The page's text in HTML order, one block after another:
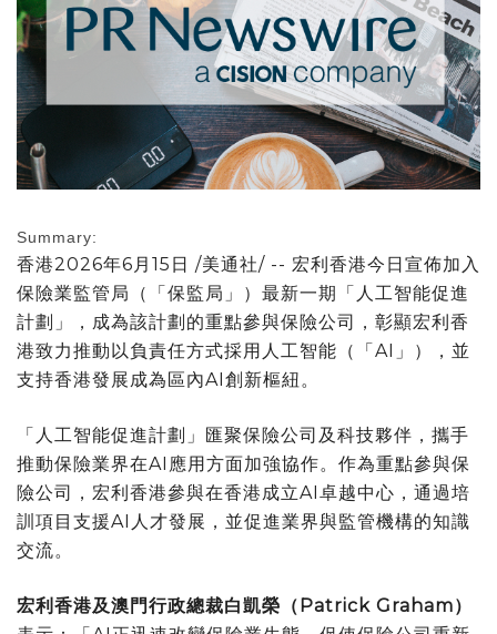
Summary:
香港2026年6月15日 /美通社/ -- 宏利香港今日宣佈加入
保險業監管局（「保監局」）最新一期「人工智能促進
計劃」，成為該計劃的重點參與保險公司，彰顯宏利香
港致力推動以負責任方式採用人工智能（「AI」），並
支持香港發展成為區內AI創新樞紐。
「人工智能促進計劃」匯聚保險公司及科技夥伴，攜手
推動保險業界在AI應用方面加強協作。作為重點參與保
險公司，宏利香港參與在香港成立AI卓越中心，通過培
訓項目支援AI人才發展，並促進業界與監管機構的知識
交流。
宏利香港及澳門行政總裁白凱榮（ Patrick Graham）